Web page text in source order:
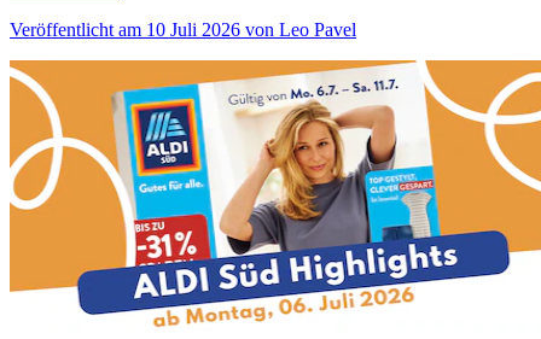
Veröffentlicht am 10 Juli 2026 von Leo Pavel